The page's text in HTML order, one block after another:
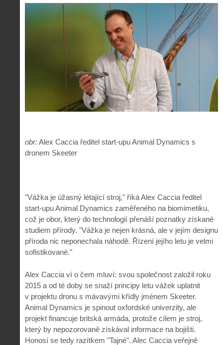
obr:Alex Caccia ředitel start-upu Animal Dynamics s
dronem Skeeter
"Vážka je úžasný létající stroj," říká Alex Caccia ředitel
start-upu Animal Dynamics zaměřeného na biomimetiku,
což je obor, který do technologií přenáší poznatky získané
studiem přírody. "Vážka je nejen krásná, ale v jejím designu
příroda nic neponechala náhodě. Řízení jejího letu je velmi
sofistikované."
Alex Caccia ví o čem mluví: svou společnost založil roku
2015 a od té doby se snaží principy letu vážek uplatnit
v projektu dronu s mávavými křídly jménem Skeeter.
Animal Dynamics je spinout oxfordské univerzity, ale
projekt financuje britská armáda, protože cílem je stroj,
který by nepozorovaně získával informace na bojišti.
Honosí se tedy razítkem "Tajné". Alec Caccia veřejně